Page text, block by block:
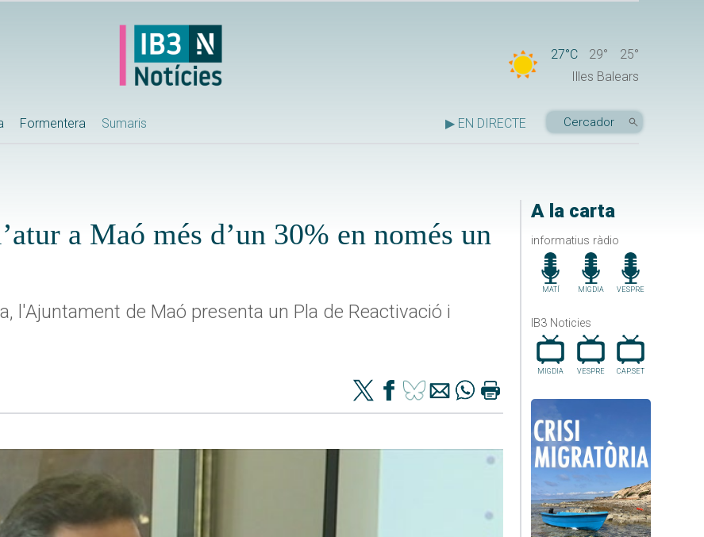
27°C 29°
25°
Illes Balears
Formentera Sumaris ▶ EN DIRECTE
A la carta
informatius ràdio
MATÍ MIGDIA VESPRE
IB3 Noticies
MIGDIA VESPRE CAP.SET
a Maó més d’un 30% en només un
l'Ajuntament de Maó presenta un Pla de Reactivació i